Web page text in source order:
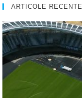
ARTICOLE RECENTE